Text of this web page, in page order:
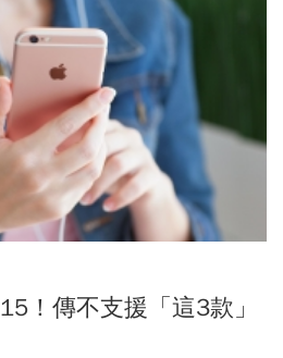
！傳不支援「這3款」